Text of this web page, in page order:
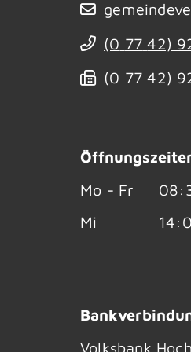
(0 77 42)
(0 77 42)
Mo - Fr
Mi
Volksbank